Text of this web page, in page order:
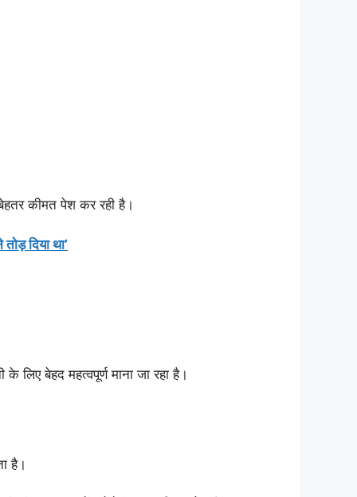
कीमत पेश कर रही है।
दिया था’
बेहद महत्वपूर्ण माना जा रहा है।
है।